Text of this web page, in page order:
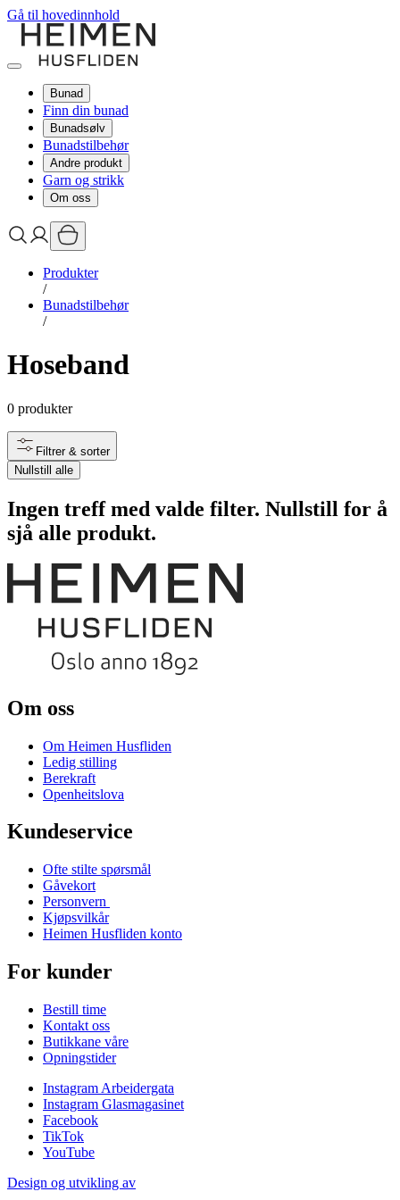
Gå til hovedinnhold
Bunad
Finn din bunad
Bunadsølv
Bunadstilbehør
Andre produkt
Garn og strikk
Om oss
Produkter
/
Bunadstilbehør
/
Hoseband
0 produkter
Filtrer & sorter
Nullstill alle
Ingen treff med valde filter. Nullstill for å
sjå alle produkt.
Om oss
Om Heimen Husfliden
Ledig stilling
Berekraft
Openheitslova
Kundeservice
Ofte stilte spørsmål
Gåvekort
Personvern
Kjøpsvilkår
Heimen Husfliden konto
For kunder
Bestill time
Kontakt oss
Butikkane våre
Opningstider
Instagram Arbeidergata
Instagram Glasmagasinet
Facebook
TikTok
YouTube
Design og utvikling av